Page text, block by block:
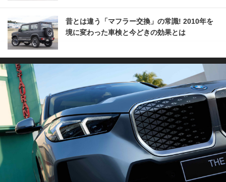
昔とは違う「マフラー交換」の常識! 2010年を
境に変わった車検と今どきの効果とは